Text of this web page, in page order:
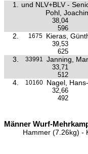
1.
und NLV+BLV -
Pohl,
38,04
596
2. 1675 Kieras,
39,53
625
3. 33991 Janning,
33,71
512
4. 10160 Nagel,
32,66
492
Männer Wurf-
Hammer (7.26kg) -